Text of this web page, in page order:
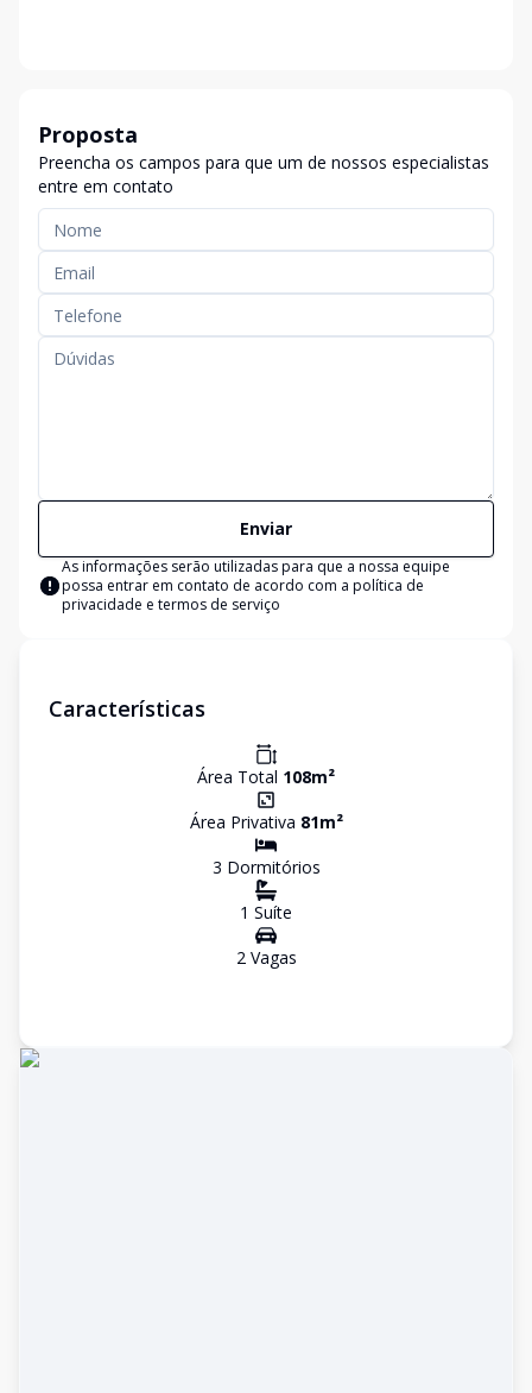
Proposta
Preencha os campos para que um de nossos especialistas
entre em contato
Enviar
As informações serão utilizadas para que a nossa equipe
possa entrar em contato de acordo com a política de
privacidade e termos de serviço
Características
Área Total 108m²
Área Privativa 81m²
3 Dormitórios
1 Suíte
2Vagas